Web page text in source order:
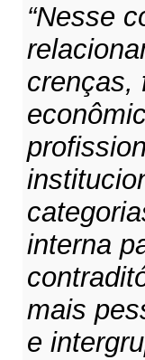
“Nesse
crenças,
interna
mais
e